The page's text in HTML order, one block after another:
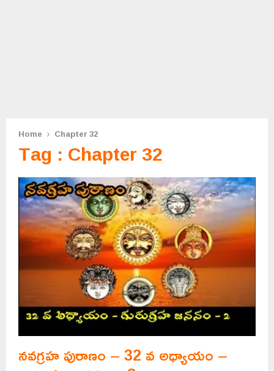
Home Chapter 32
Tag : Chapter 32
నవగ్రహ పురాణం – 32 వ అధ్యాయం –